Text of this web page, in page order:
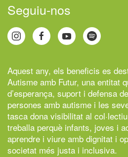
Seguiu-nos
Aquest any, els beneficis es
Autisme amb Futur, una entitat
d’esperança, suport i defensa
persones amb autisme i les
tasca dona visibilitat al
treballa perquè infants, joves i
aprendre i viure amb dignitat i
societat més justa i inclusiva.